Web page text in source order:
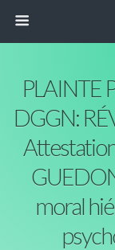
PLAINTE
DGGN:
moral